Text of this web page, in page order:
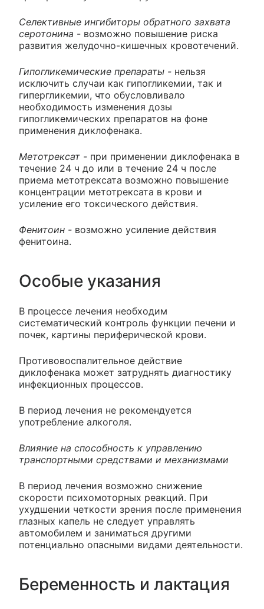
Селективные ингибиторы обратного захвата
серотонина - возможно повышение риска
развития желудочно-кишечных кровотечений.
Гипогликемические препараты - нельзя
исключить случаи как гипогликемии, так и
гипергликемии, что обусловливало
необходимость изменения дозы
гипогликемических препаратов на фоне
применения диклофенака.
Метотрексат - при применении диклофенака в
течение 24 ч до или в течение 24 ч после
приема метотрексата возможно повышение
концентрации метотрексата в крови и
усиление его токсического действия.
Фенитоин - возможно усиление действия
фенитоина.
Особые указания
В процессе лечения необходим
систематический контроль функции печени и
почек, картины периферической крови.
Противовоспалительное действие
диклофенака может затруднять диагностику
инфекционных процессов.
В период лечения не рекомендуется
употребление алкоголя.
Влияние на способность к управлению
транспортными средствами и механизмами
В период лечения возможно снижение
скорости психомоторных реакций. При
ухудшении четкости зрения после применения
глазных капель не следует управлять
автомобилем и заниматься другими
потенциально опасными видами деятельности.
Беременность и лактация